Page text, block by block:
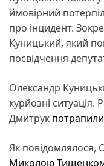
ймовірний
про інцидент.
Куницький, який
посвідчення
Олександр
курйозні ситуація.
Дмитрук
Як повідомлялося,
Миколою